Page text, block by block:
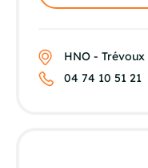
HNO - Trévoux
04 74 10 51 21